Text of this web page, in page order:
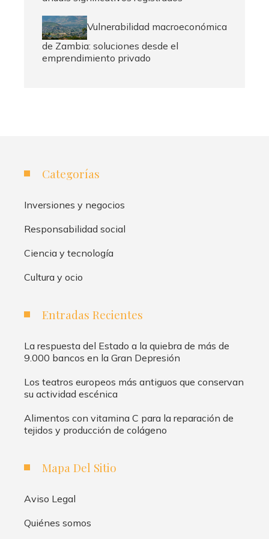
Vulnerabilidad macroeconómica
de Zambia: soluciones desde el
emprendimiento privado
Categorías
Inversiones y negocios
Responsabilidad social
Ciencia y tecnología
Cultura y ocio
Entradas Recientes
La respuesta del Estado a la quiebra de más de
9.000 bancos en la Gran Depresión
Los teatros europeos más antiguos que conservan
su actividad escénica
Alimentos con vitamina C para la reparación de
tejidos y producción de colágeno
Mapa Del Sitio
Aviso Legal
Quiénes somos